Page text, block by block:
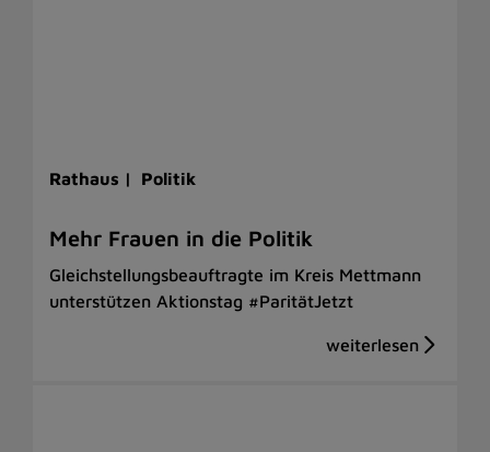
Rathaus | Politik
Mehr Frauen in die Politik
Gleichstellungsbeauftragte im Kreis Mettmann
unterstützen Aktionstag #ParitätJetzt